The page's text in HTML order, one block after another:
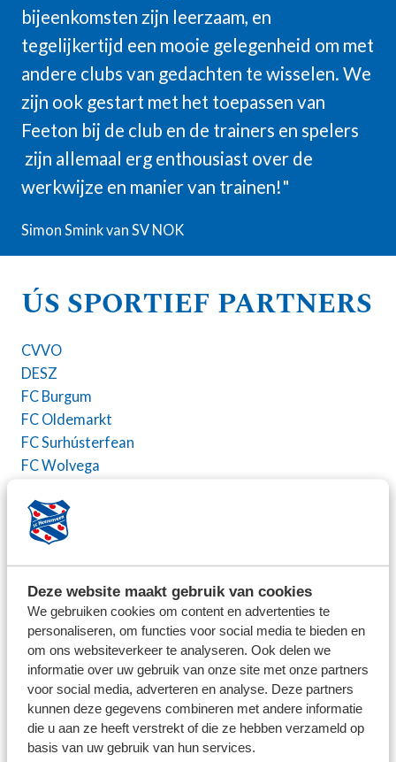
Deze website maakt gebruik van cookies
We gebruiken cookies om content en advertenties te
personaliseren, om functies voor social media te bieden en
om ons websiteverkeer te analyseren. Ook delen we
informatie over uw gebruik van onze site met onze partners
voor social media, adverteren en analyse. Deze partners
kunnen deze gegevens combineren met andere informatie
die u aan ze heeft verstrekt of die ze hebben verzameld op
basis van uw gebruik van hun services.
bijeenkomsten zijn leerzaam, en
tegelijkertijd een mooie gelegenheid om met
andere clubs van gedachten te wisselen. We
zijn ook gestart met het toepassen van
Feeton bij de club en de trainers en spelers
zijn allemaal erg enthousiast over de
werkwijze en manier van trainen!"
Simon Smink van SV NOK
ÚS SPORTIEF PARTNERS
CVVO
DESZ
FC Burgum
FC Oldemarkt
FC Surhústerfean
FC Wolvega
IJVV
LSC 1890
Read Swart
SC Bolsward
sc Buitenboys
sc Franeker
SC Joure
sc Rouveen
SC Veenwouden